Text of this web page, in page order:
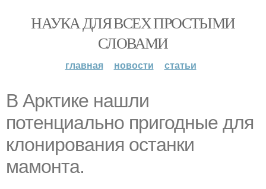
НАУКА ДЛЯ ВСЕХ ПРОСТЫМИ
СЛОВАМИ
главная новости статьи
В Арктике нашли
потенциально пригодные для
клонирования останки
мамонта.